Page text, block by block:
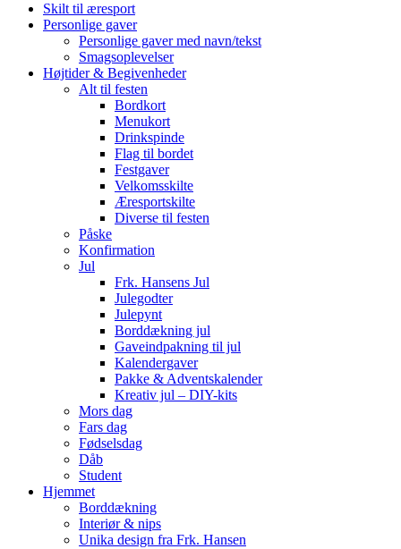
Skilt til æresport
Personlige gaver
Personlige gaver med navn/tekst
Smagsoplevelser
Højtider & Begivenheder
Alt til festen
Bordkort
Menukort
Drinkspinde
Flag til bordet
Festgaver
Velkomsskilte
Æresportskilte
Diverse til festen
Påske
Konfirmation
Jul
Frk. Hansens Jul
Julegodter
Julepynt
Borddækning jul
Gaveindpakning til jul
Kalendergaver
Pakke & Adventskalender
Kreativ jul – DIY-kits
Mors dag
Fars dag
Fødselsdag
Dåb
Student
Hjemmet
Borddækning
Interiør & nips
Unika design fra Frk. Hansen